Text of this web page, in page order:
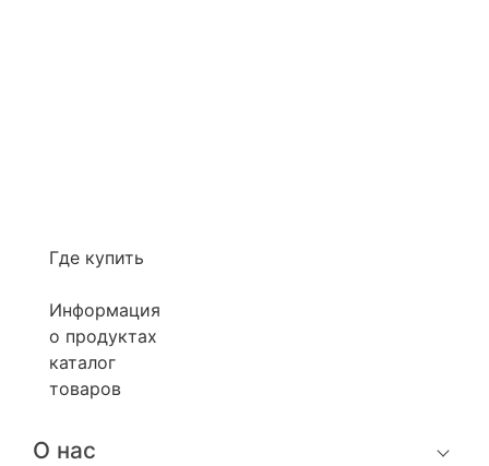
Где купить
Информация
о продуктах
каталог
товаров
О нас